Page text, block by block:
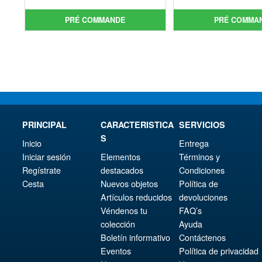
était :
€86.05.
actuel
est :
PRÉ COMMANDE
est
PRÉ
PRINCIPAL
Inicio
Iniciar sesión
Regístrate
Cesta
CARACTERISTICA
S
Elementos
destacados
Nuevos objetos
Artículos reducidos
Véndenos tu
colección
Boletín informativo
Eventos
SERVICIOS
Entrega
Términos y
Condiciones
Política de
devoluciones
FAQ’s
Ayuda
Contáctenos
Política de privacidad